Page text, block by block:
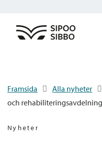
Framsida Alla nyheter
och
Nyheter